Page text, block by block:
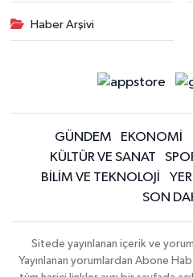
Haber Arşivi
GÜNDEM EKONOMİ
KÜLTÜR VE SANAT
BİLİM VE TEKNOLOJİ
SON
Sitede yayınlanan içerik ve
Yayınlanan yorumlardan Abone